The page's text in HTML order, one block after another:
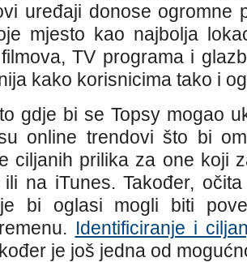
uređaji donose ogromne
mjesto kao najbolja
TV programa i
kako korisnicima tako i
gdje bi se Topsy mogao
online trendovi što bi
ciljanih prilika za one koji
ili na iTunes. Također,
bi oglasi mogli biti
Identificiranje i
je još jedna od